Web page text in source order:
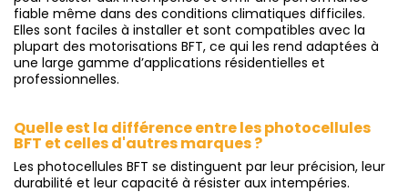
fiable même dans des conditions climatiques difficiles.
Elles sont faciles à installer et sont compatibles avec la
plupart des motorisations BFT, ce qui les rend adaptées à
une large gamme d’applications résidentielles et
professionnelles.
Quelle est la différence entre les photocellules
BFT et celles d'autres marques ?
Les photocellules BFT se distinguent par leur précision, leur
durabilité et leur capacité à résister aux intempéries.